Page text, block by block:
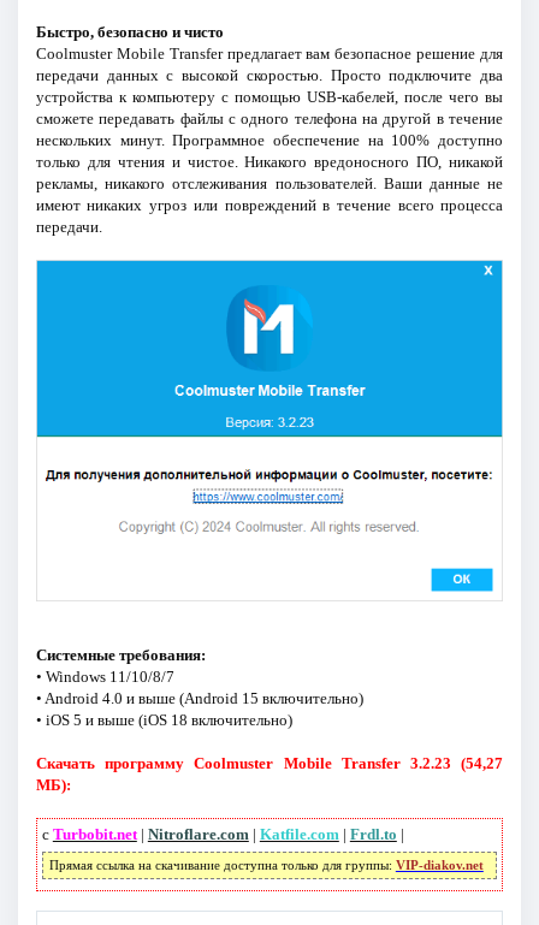
Быстро, безопасно и чисто
Coolmuster Mobile Transfer предлагает вам безопасное решение для
передачи данных с высокой скоростью. Просто подключите два
устройства к компьютеру с помощью USB-кабелей, после чего вы
сможете передавать файлы с одного телефона на другой в течение
нескольких минут. Программное обеспечение на 100% доступно
только для чтения и чистое. Никакого вредоносного ПО, никакой
рекламы, никакого отслеживания пользователей. Ваши данные не
имеют никаких угроз или повреждений в течение всего процесса
передачи.
Системные требования:
• Windows 11/10/8/7
• Android 4.0 и выше (Android 15 включительно)
• iOS 5 и выше (iOS 18 включительно)
Скачать программу Coolmuster Mobile Transfer 3.2.23 (54,27
МБ):
с Turbobit.net| Nitroflare.com| Katfile.com| Frdl.to |
Прямая ссылка на скачивание доступна только для группы: VIP-diakov.net